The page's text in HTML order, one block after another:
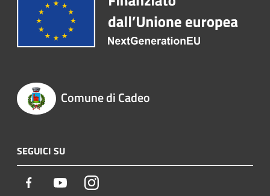
Comune di Cadeo
SEGUICI SU
Facebook YoutubeInstagram